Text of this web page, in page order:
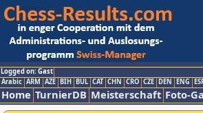
Logged on: Gast
Arabic ARM AZE BIH BUL CAT CHN CRO CZE DEN ENG
Home TurnierDB Meisterschaft Foto-